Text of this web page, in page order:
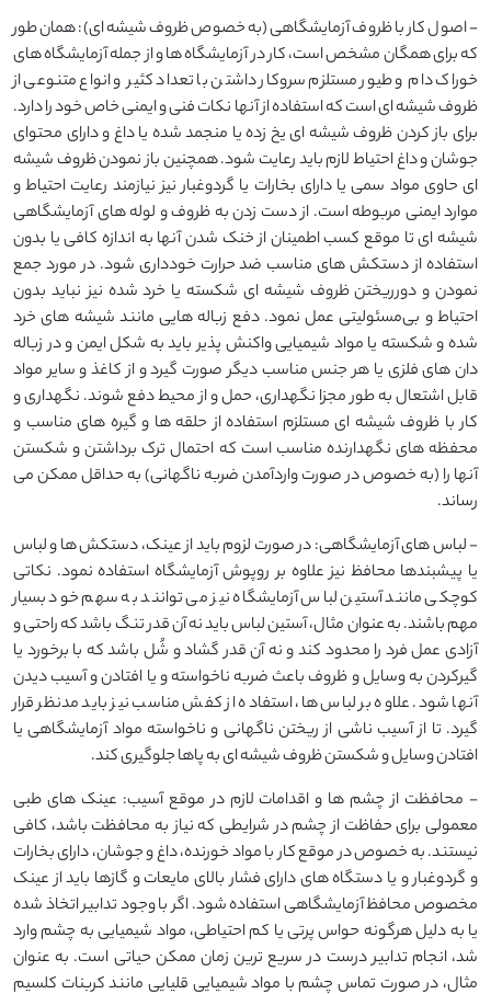
- اصول کار با ظروف آزمایشگاهی (به خصوص ظروف شیشه ای): همان طور
که برای همگان مشخص است، کار در آزمایشگاه ها و از جمله آزمایشگاه های
خوراک دام و طیور مستلزم سروکار داشتن با تعداد کثیر و انواع متنوعی از
ظروف شیشه ای است که استفاده از آنها نکات فنی و ایمنی خاص خود را دارد.
برای باز کردن ظروف شیشه ای یخ زده یا منجمد شده یا داغ و دارای محتوای
جوشان و داغ احتیاط لازم باید رعایت شود. همچنین باز نمودن ظروف شیشه
ای حاوی مواد سمی یا دارای بخارات یا گردوغبار نیز نیازمند رعایت احتیاط و
موارد ایمنی مربوطه است. از دست زدن به ظروف و لوله های آزمایشگاهی
شیشه ای تا موقع کسب اطمینان از خنک شدن آنها به اندازه کافی یا بدون
استفاده از دستکش های مناسب ضد حرارت خودداری شود. در مورد جمع
نمودن و دورریختن ظروف شیشه ای شکسته یا خرد شده نیز نباید بدون
احتیاط و بی‌مسئولیتی عمل نمود. دفع زباله هایی مانند شیشه های خرد
شده و شکسته یا مواد شیمیایی واکنش پذیر باید به شکل ایمن و در زباله
دان های فلزی یا هر جنس مناسب دیگر صورت گیرد و از کاغذ و سایر مواد
قابل اشتعال به طور مجزا نگهداری، حمل و از محیط دفع شوند. نگهداری و
کار با ظروف شیشه ای مستلزم استفاده از حلقه ها و گیره های مناسب و
محفظه های نگهدارنده مناسب است که احتمال ترک برداشتن و شکستن
آنها را (به خصوص در صورت واردآمدن ضربه ناگهانی) به حداقل ممکن می
رساند.
- لباس های آزمایشگاهی: در صورت لزوم باید از عینک، دستکش ها و لباس
یا پیشبندها محافظ نیز علاوه بر روپوش آزمایشگاه استفاده نمود. نکاتی
کوچکی مانند آستین لباس آزمایشگاه نیز می توانند به سهم خود بسیار
مهم باشند. به عنوان مثال، آستین لباس باید نه آن قدر تنگ باشد که راحتی و
آزادی عمل فرد را محدود کند و نه آن قدر گشاد و شُل باشد که با برخورد یا
گیرکردن به وسایل و ظروف باعث ضربه ناخواسته و یا افتادن و آسیب دیدن
آنها شود. علاوه بر لباس ها، استفاده از کفش مناسب نیز باید مدنظر قرار
گیرد. تا از آسیب ناشی از ریختن ناگهانی و ناخواسته مواد آزمایشگاهی یا
افتادن وسایل و شکستن ظروف شیشه ای به پاها جلوگیری کند.
- محافظت از چشم ها و اقدامات لازم در موقع آسیب: عینک های طبی
معمولی برای حفاظت از چشم در شرایطی که نیاز به محافظت باشد، کافی
نیستند. به خصوص در موقع کار با مواد خورنده، داغ و جوشان، دارای بخارات
و گردوغبار و یا دستگاه های دارای فشار بالای مایعات و گازها باید از عینک
مخصوص محافظ آزمایشگاهی استفاده شود. اگر با وجود تدابیر اتخاذ شده
یا به دلیل هرگونه حواس پرتی یا کم احتیاطی، مواد شیمیایی به چشم وارد
شد، انجام تدابیر درست در سریع ترین زمان ممکن حیاتی است. به عنوان
مثال، در صورت تماس چشم با مواد شیمیایی قلیایی مانند کربنات کلسیم